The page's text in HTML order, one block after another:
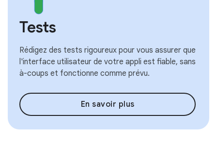
Tests
Rédigez des tests rigoureux pour vous assurer que
l'interface utilisateur de votre appli est fiable, sans
à-coups et fonctionne comme prévu.
En savoir plus